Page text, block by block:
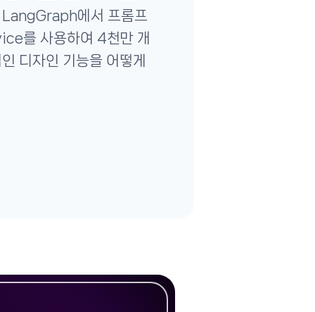
에서 프롬프
를 사용하여 4천만 개
디자인 기능을 어떻게